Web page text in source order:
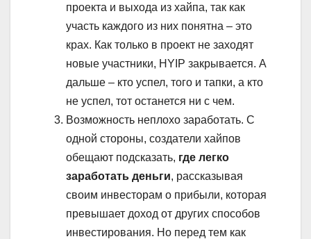
проекта и выхода из хайпа, так как
участь каждого из них понятна – это
крах. Как только в проект не заходят
новые участники, HYIP закрывается. А
дальше – кто успел, того и тапки, а кто
не успел, тот останется ни с чем.
Возможность неплохо заработать. С
одной стороны, создатели хайпов
обещают подсказать, где легко
заработать деньги, рассказывая
своим инвесторам о прибыли, которая
превышает доход от других способов
инвестирования. Но перед тем как